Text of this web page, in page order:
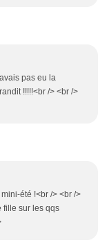
pas eu la
!!!!!<br /> <br />
été !<br /> <br />
fille sur les qqs